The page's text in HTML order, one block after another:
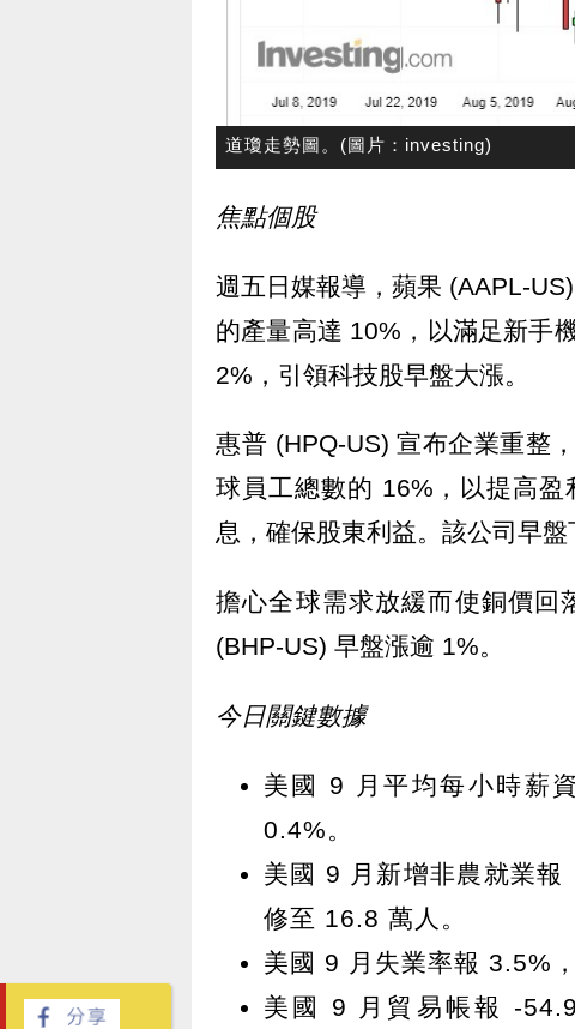
道瓊走勢圖。(圖片：investing)
焦點個股
週五日媒報導，蘋果 (AAPL-
的產量高達 10%，以滿足新手
2%，引領科技股早盤大漲。
惠普 (HPQ-US) 宣布企業重整
球員工總數的 16%，以提高
息，確保股東利益。該公司早盤
擔心全球需求放緩而使銅價回
(BHP-US) 早盤漲逾 1%。
今日關鍵數據
美國 9 月平均每小時薪
0.4%。
美國 9 月新增非農就業
修至 16.8 萬人。
美國 9 月失業率報 3.5%
美國 9 月貿易帳報 -